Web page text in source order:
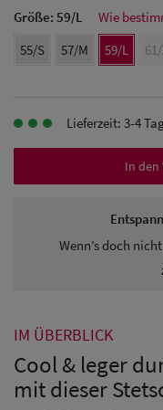
Baseball Cpas
Herren UV-
Herren
Sonnenschilder
Herren
Größe: 59/L
Wie
55/S
57/M 59/L
Lieferzeit: 3-4
In den
Wenn’s doch
IM ÜBERBLICK
Cool & leger
mit dieser